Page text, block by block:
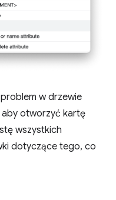
w drzewie
aby otworzyć kartę
wszystkich
dotyczące tego, co